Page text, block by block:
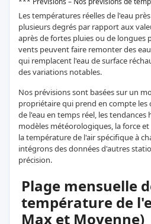
Les températures réelles de l'eau
plusieurs degrés par rapport aux
après de fortes pluies ou de longues
vents peuvent faire remonter des
qui remplacent l'eau de surface
des variations notables.
Nos prévisions sont basées sur un
propriétaire qui prend en compte
de l'eau en temps réel, les
modèles météorologiques, la force
la température de l'air spécifique à
intégrons des données d'autres
précision.
Plage mensuelle
température de
Max et Moyenne)